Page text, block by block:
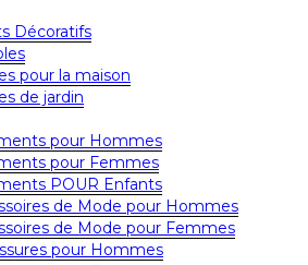
Décoratifs
pour la maison
de jardin
pour Hommes
pour Femmes
POUR Enfants
de Mode pour Hommes
de Mode pour Femmes
pour Hommes